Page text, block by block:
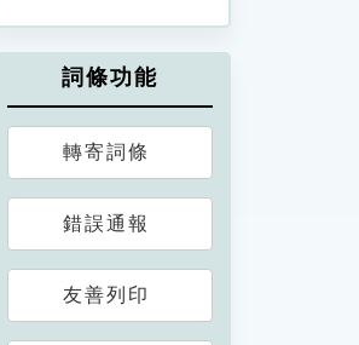
詞條功能
轉寄詞條
錯誤通報
友善列印